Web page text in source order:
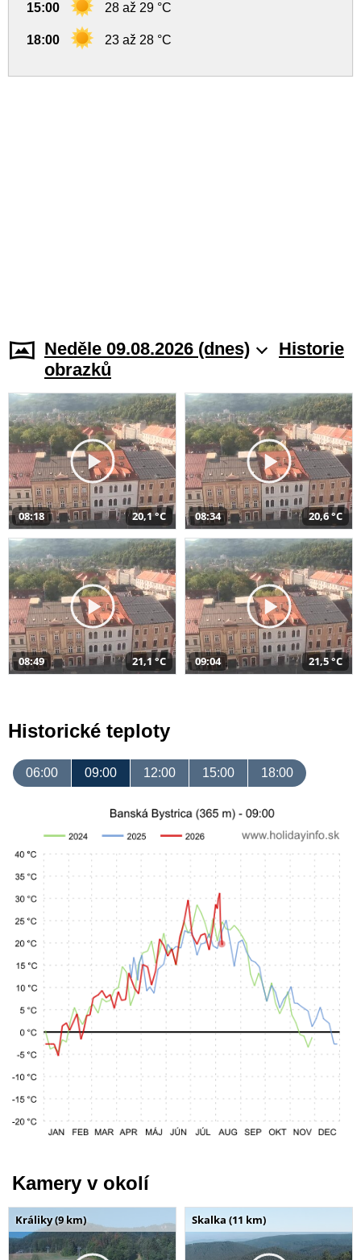
15:00 28 až 29 °C
18:00 23 až 28 °C
Neděle 09.08.2026 (dnes)
Historie
obrazků
08:18 20,1 °C 08:34 20,6 °C
08:49 21,1 °C 09:04 21,5 °C
Historické teploty
06:00 09:00 12:00 15:00 18:00
Kamery v okolí
Králiky (9 km) Skalka (11 km)